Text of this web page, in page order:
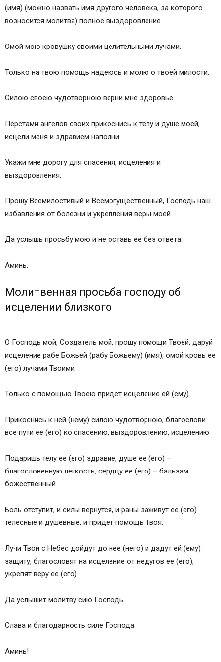
(имя) (можно назвать имя другого человека, за которого
возносится молитва) полное выздоровление.
Омой мою кровушку своими целительными лучами.
Только на твою помощь надеюсь и молю о твоей милости.
Силою своею чудотворною верни мне здоровье.
Перстами ангелов своих прикоснись к телу и душе моей,
исцели меня и здравием наполни.
Укажи мне дорогу для спасения, исцеления и
выздоровления.
Прошу Всемилостивый и Всемогущественный, Господь наш
избавления от болезни и укрепления веры моей.
Да услышь просьбу мою и не оставь ее без ответа.
Аминь.
Молитвенная просьба господу об
исцелении близкого
О Господь мой, Создатель мой, прошу помощи Твоей, даруй
исцеление рабе Божьей (рабу Божьему) (имя), омой кровь ее
(его) лучами Твоими.
Только с помощью Твоею придет исцеление ей (ему).
Прикоснись к ней (нему) силою чудотворною, благослови
все пути ее (его) ко спасению, выздоровлению, исцелению.
Подаришь телу ее (его) здравие, душе ее (его) –
благословенную легкость, сердцу ее (его) – бальзам
божественный.
Боль отступит, и силы вернутся, и раны заживут ее (его)
телесные и душевные, и придет помощь Твоя.
Лучи Твои с Небес дойдут до нее (него) и дадут ей (ему)
защиту, благословят на исцеление от недугов ее (его),
укрепят веру ее (его).
Да услышит молитву сию Господь.
Слава и благодарность силе Господа.
Аминь!